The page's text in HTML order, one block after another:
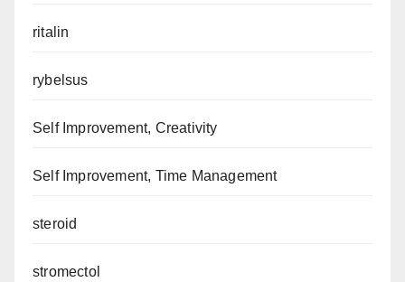
ritalin
rybelsus
Self Improvement, Creativity
Self Improvement, Time Management
steroid
stromectol